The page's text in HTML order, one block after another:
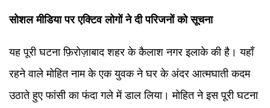
सोशल मीडिया पर एक्टिव लोगों ने दी परिजनों को सूचना
यह पूरी घटना फ़िरोज़ाबाद शहर के कैलाश नगर इलाके की है। यहाँ
रहने वाले मोहित नाम के एक युवक ने घर के अंदर आत्मघाती कदम
उठाते हुए फांसी का फंदा गले में डाल लिया। मोहित ने इस पूरी घटना